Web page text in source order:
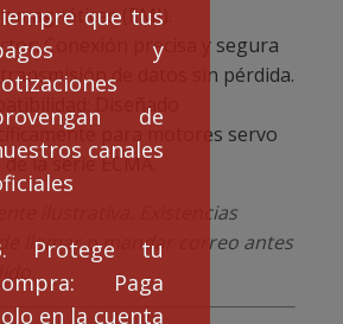
que tus
y
de
canales
Protege tu
Paga
en la cuenta
(EMI).
Conexión precisa y segura
transmisión de datos sin pérdida.
Diseñado
para motores servo
de la serie ECMA.
ilustrativa. Existencias
llamar o mandar correo antes